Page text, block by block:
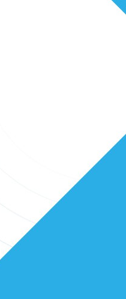
uit met andere